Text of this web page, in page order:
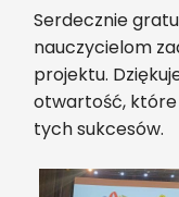
Serdecznie
nauczycielom
projektu.
otwartość, które
tych sukcesów.